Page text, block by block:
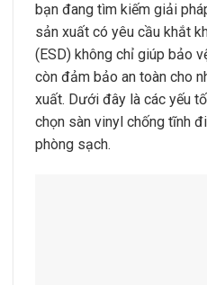
bạn đang tìm kiếm giải
sản xuất có yêu cầu khắt
(ESD) không chỉ giúp bảo
còn đảm bảo an toàn cho
xuất. Dưới đây là các yếu
chọn sàn vinyl chống tĩnh
phòng sạch.